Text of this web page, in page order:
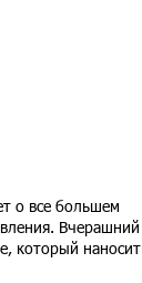
о все большем
Вчерашний
который наносит